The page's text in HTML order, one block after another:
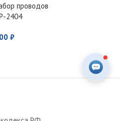
проводов
2404
₽